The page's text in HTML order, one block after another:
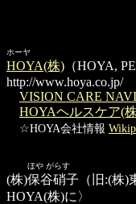
ホーヤ
HOYA(株) （HOYA,
http://www.hoya.co.jp/
VISION CARE
HOYAヘルスケア(
☆HOYA会社情報
ほや がらす
(株)保谷硝子 （旧:(株
HOYA(株)に〉